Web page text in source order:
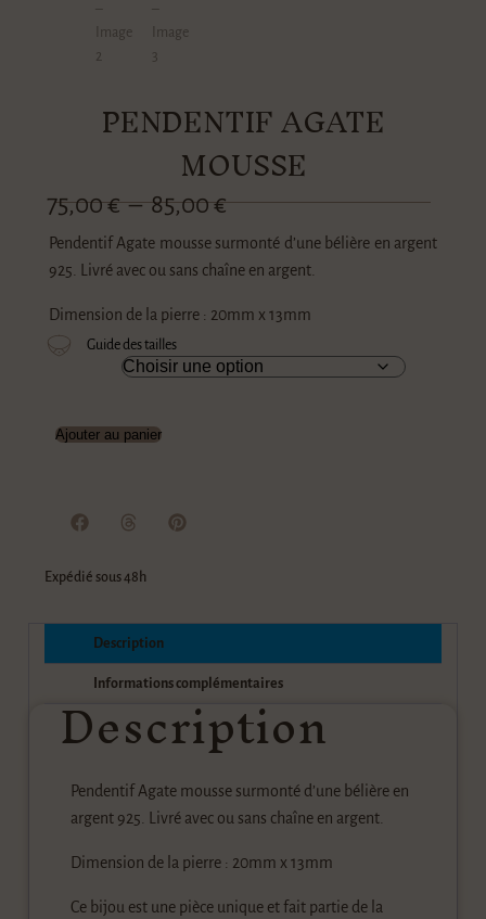
PENDENTIF AGATE
MOUSSE
75,00€–85,00€
Pendentif Agate mousse surmonté d’une bélière en argent
925. Livré avec ou sans chaîne en argent.
Dimension de la pierre : 20mm x 13mm
Guide des tailles
Ajouter au panier
Expédié sous 48h
Description
Informations complémentaires
Description
Pendentif Agate mousse surmonté d’une bélière en
argent 925. Livré avec ou sans chaîne en argent.
Dimension de la pierre : 20mm x 13mm
Ce bijou est une pièce unique et fait partie de la